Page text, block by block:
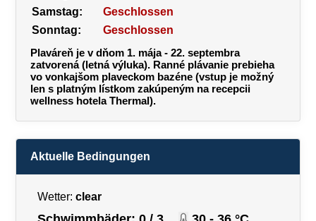
Samstag:
Geschlossen
Sonntag:
Geschlossen
Plaváreň je v dňom 1. mája - 22. septembra
zatvorená (letná výluka). Ranné plávanie prebieha
vo vonkajšom plaveckom bazéne (vstup je možný
len s platným lístkom zakúpeným na recepcii
wellness hotela Thermal).
Aktuelle Bedingungen
Wetter: clear